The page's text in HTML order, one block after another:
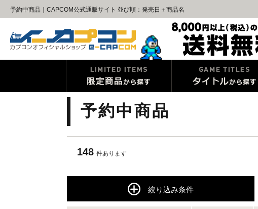
予約中商品｜CAPCOM公式通販サイト 並び順：発売日＋商品名
予約中商品
148 件あります
絞り込み条件